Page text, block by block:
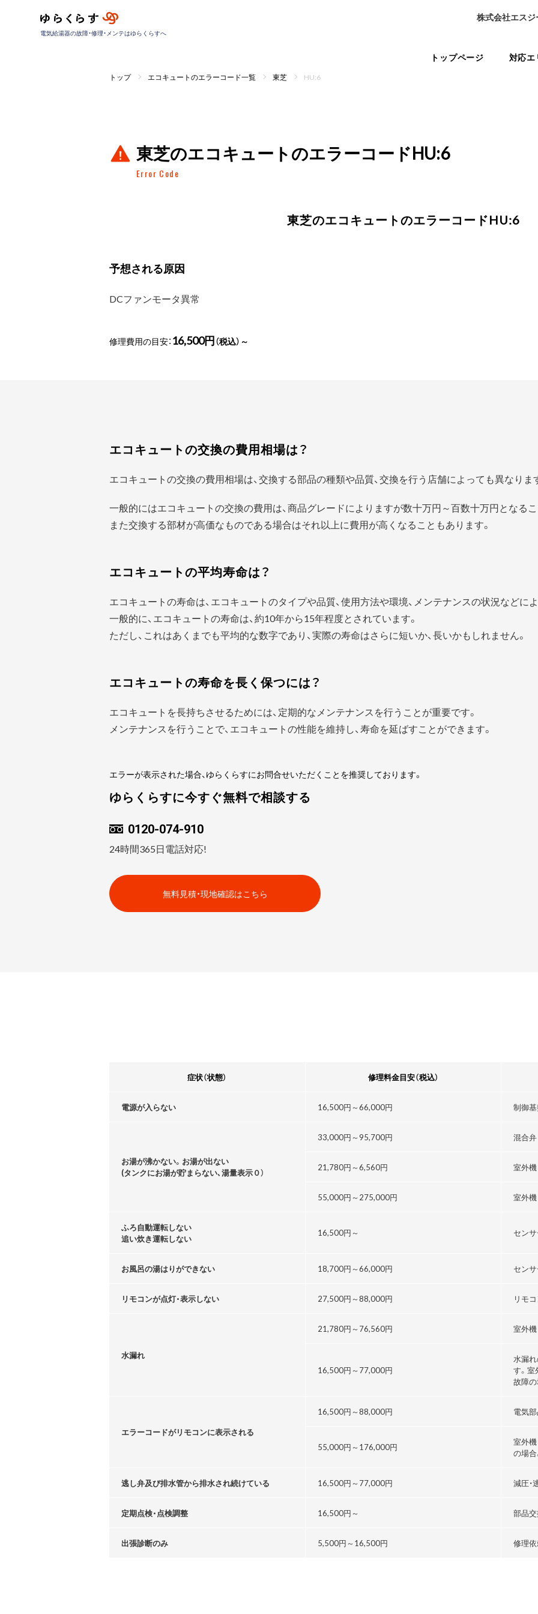
電気給湯器の故障・修理・メンテはゆらくらすへ
株式会社エスジ
トップページ 対応エ
トップ エコキュートのエラーコード一覧 東芝 HU:6
東芝のエコキュートのエラーコードHU:6
Error Code
東芝のエコキュートのエラーコードHU:6
予想される原因
DCファンモータ異常
修理費用の目安： 16,500円（税込）～
エコキュートの交換の費用相場は？
エコキュートの交換の費用相場は、交換する部品の種類や品質、交換を行う店舗によっても異なりま
一般的にはエコキュートの交換の費用は、商品グレードによりますが数十万円～百数十万円となるこ
また交換する部材が高価なものである場合はそれ以上に費用が高くなることもあります。
エコキュートの平均寿命は？
エコキュートの寿命は、エコキュートのタイプや品質、使用方法や環境、メンテナンスの状況などに
一般的に、エコキュートの寿命は、約10年から15年程度とされています。
ただし、これはあくまでも平均的な数字であり、実際の寿命はさらに短いか、長いかもしれません。
エコキュートの寿命を長く保つには？
エコキュートを長持ちさせるためには、定期的なメンテナンスを行うことが重要です。
メンテナンスを行うことで、エコキュートの性能を維持し、寿命を延ばすことができます。
エラーが表示された場合、ゆらくらすにお問合せいただくことを推奨しております。
ゆらくらすに今すぐ無料で相談する
0120-074-910
24時間365日電話対応!
無料見積・現地確認はこちら
症状（状態） 修理料金目安（税込）
電源が入らない 16,500円～66,000円 制御基
お湯が沸かない。お湯が出ない
(タンクにお湯が貯まらない､湯量表示０）
33,000円～95,700円 混合弁
21,780円～6,560円 室外
55,000円～ 275,000円 室外機
ふろ自動運転しない
追い炊き運転しない
16,500円～ センサ
お風呂の湯はりができない 18,700円～66,000円 センサ
リモコンが点灯・表示しない 27,500円～88,000円 リモ
水漏れ
21,780円～76,560円 室外
16,500円～ 77,000円
水漏
す。
故障
エラーコードがリモコンに表示される
16,500円～88,000円 電気
55,000円～176,000円
室外
の場合
逃し弁及び排水管から排水され続けている 16,500円～ 77,000円 減圧・
定期点検・点検調整 16,500円～ 部品
出張診断のみ 5,500円～ 16,500円 修理